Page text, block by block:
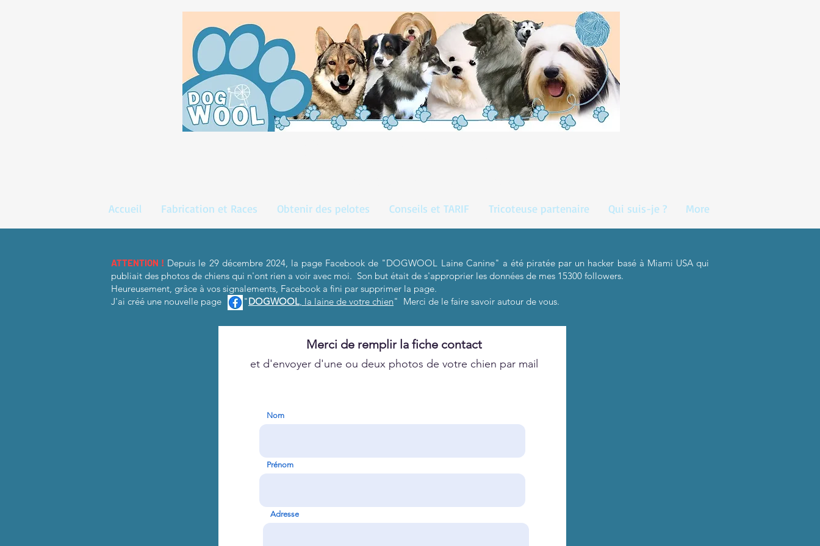
Accueil Fabrication et Races Obtenir des pelotes Conseils et TARIF Tricoteuse partenaire Qui suis-je ? More
ATTENTION ! Depuis le 29 décembre 2024, la page Facebook de "DOGWOOL Laine Canine" a été piratée par un hacker basé à Miami USA qui
publiait des photos de chiens qui n'ont rien a voir avec moi. Son but était de s'approprier les données de mes 15300 followers.
Heureusement, grâce à vos signalements, Facebook a fini par supprimer la page.
J'ai créé une nouvelle page "DOGWOOL, la laine de votre chien" Merci de le faire savoir autour de vous.
Merci de remplir la fiche contact
et d'envoyer d'une ou deux photos de votre chien par mail
Nom
Prénom
Adresse